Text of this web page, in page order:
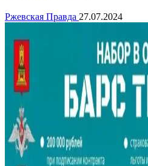
Ржевская Правда 27.07.2024